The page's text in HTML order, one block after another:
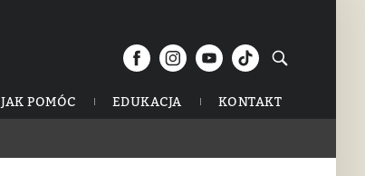
JAK POMÓC EDUKACJA KONTAKT